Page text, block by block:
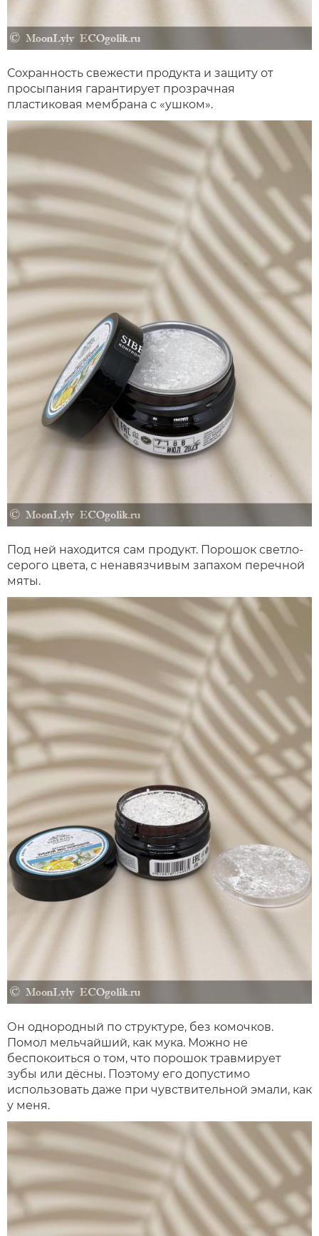
Сохранность свежести продукта и защиту от
просыпания гарантирует прозрачная
пластиковая мембрана с «ушком».
Под ней находится сам продукт. Порошок светло-
серого цвета, с ненавязчивым запахом перечной
мяты.
Он однородный по структуре, без комочков.
Помол мельчайший, как мука. Можно не
беспокоиться о том, что порошок травмирует
зубы или дёсны. Поэтому его допустимо
использовать даже при чувствительной эмали, как
у меня.